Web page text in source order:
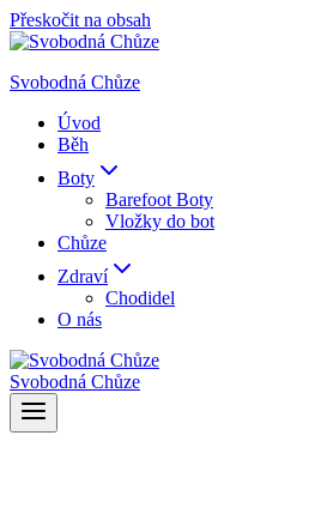
Přeskočit na obsah
Svobodná Chůze
Úvod
Běh
Boty
Barefoot Boty
Vložky do bot
Chůze
Zdraví
Chodidel
O nás
Svobodná Chůze